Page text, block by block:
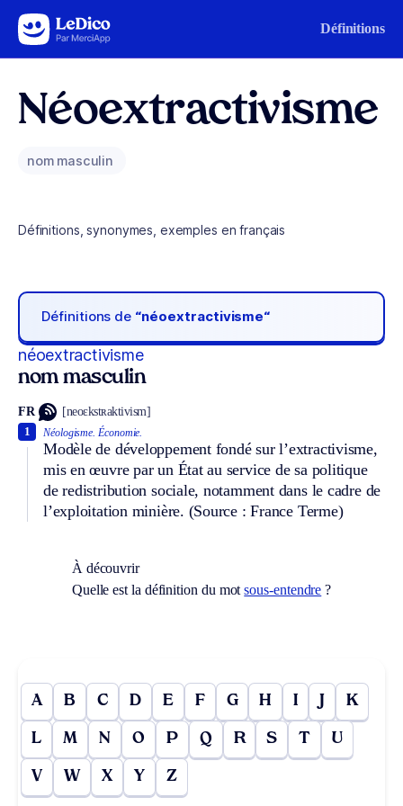
Aller au contenu Définitions
Néoextractivisme
nom masculin
Définitions, synonymes, exemples en français
Définitions de “néoextractivisme“
néoextractivisme
nom masculin
FR [neoɛkstʀaktivism]
Néologisme. Économie.
Modèle de développement fondé sur l’extractivisme,
mis en œuvre par un État au service de sa politique
de redistribution sociale, notamment dans le cadre de
l’exploitation minière. (Source : France Terme)
1
À découvrir
Quelle est la définition du motsous-entendre ?
A B C D E F G H I J K
L M N O P Q R S T U
V W X Y Z